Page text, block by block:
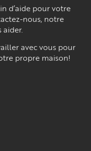
d’aide pour votre
nous, notre
aider.
avec vous pour
propre maison!